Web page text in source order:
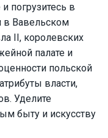
погрузитесь в
Вавельском
II, королевских
палате и
польской
власти,
Уделите
быту и искусству